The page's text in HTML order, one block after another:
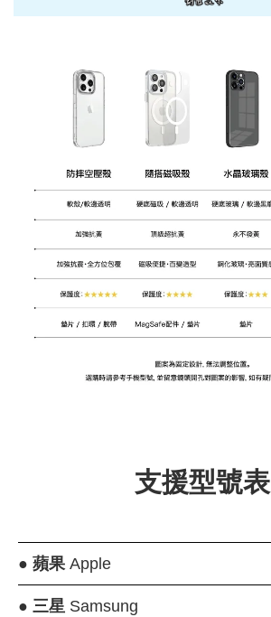
支援型號表
● 蘋果Apple
● 三星Samsung